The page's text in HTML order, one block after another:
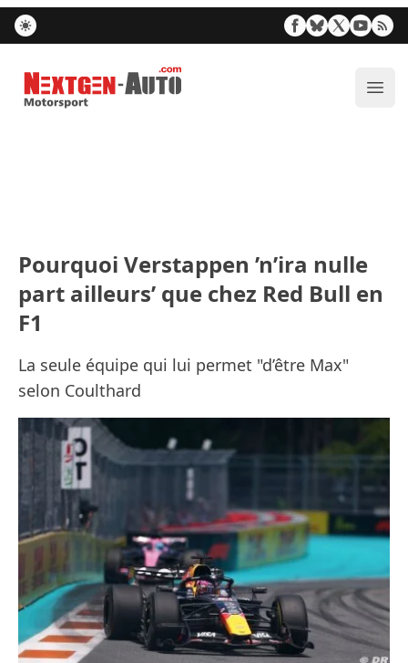
Nextgen-Auto.com
Pourquoi Verstappen ’n’ira nulle
part ailleurs’ que chez Red Bull en
F1
La seule équipe qui lui permet "d’être Max"
selon Coulthard